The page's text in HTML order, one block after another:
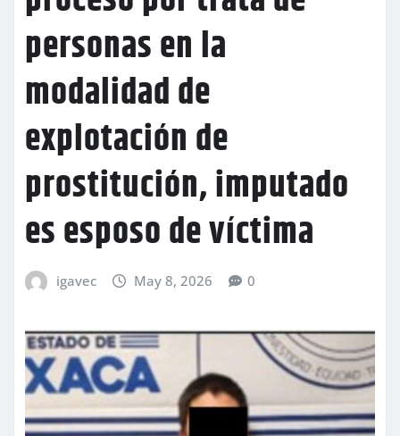
personas en la
modalidad de
explotación de
prostitución, imputado
es esposo de víctima
igavec May 8, 2026 0